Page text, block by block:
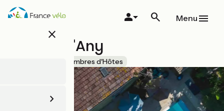
Aller
au
close
Menu
Le Clos d'Any
Chambres d'Hôtes